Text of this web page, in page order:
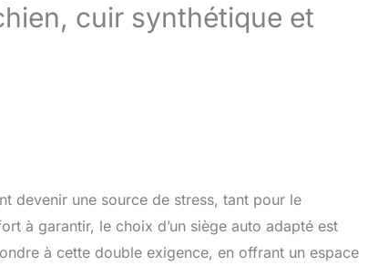
cuir synthétique et
devenir une source de stress, tant pour le
à garantir, le choix d’un siège auto adapté est
à cette double exigence, en offrant un espace